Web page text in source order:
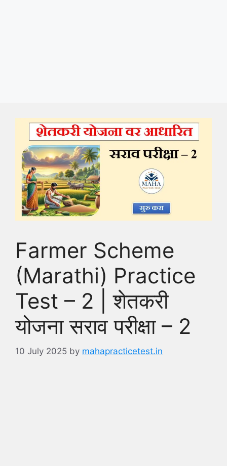
Farmer Scheme
(Marathi) Practice
Test – 2 | शेतकरी
योजना सराव परीक्षा – 2
10 July 2025 by mahapracticetest.in